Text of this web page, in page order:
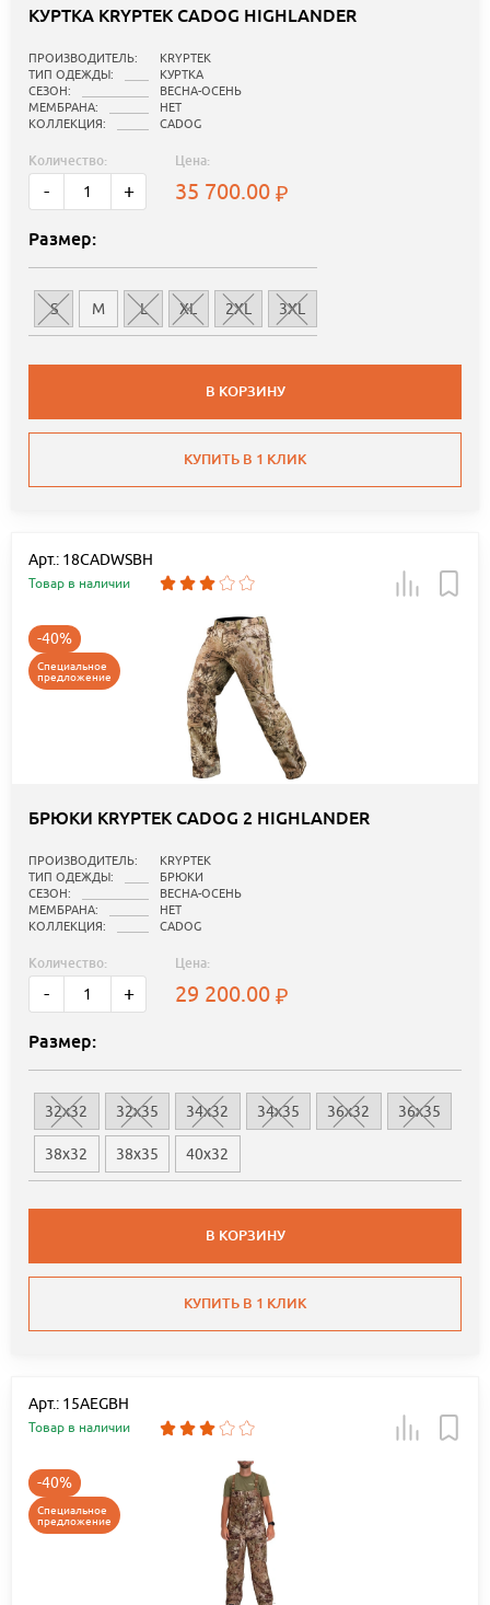
КУРТКА KRYPTEK CADOG HIGHLANDER
ПРОИЗВОДИТЕЛЬ:
KRYPTEK
ТИП ОДЕЖДЫ:
КУРТКА
СЕЗОН:
ВЕСНА-ОСЕНЬ
МЕМБРАНА:
НЕТ
КОЛЛЕКЦИЯ:
CADOG
Количество:
- +
Цена:
35 700.00
Размер:
S M L XL 2XL 3XL
В КОРЗИНУ
КУПИТЬ В 1 КЛИК
Арт.: 18CADWSBH
Товар в наличии
-40%
Специальное
предложение
БРЮКИ KRYPTEK CADOG 2 HIGHLANDER
ПРОИЗВОДИТЕЛЬ:
KRYPTEK
ТИП ОДЕЖДЫ:
БРЮКИ
СЕЗОН:
ВЕСНА-ОСЕНЬ
МЕМБРАНА:
НЕТ
КОЛЛЕКЦИЯ:
CADOG
Количество:
- +
Цена:
29 200.00
Размер:
32x32 32x35 34x32 34x35 36x32 36x35
38x32 38x35 40x32
В КОРЗИНУ
КУПИТЬ В 1 КЛИК
Арт.: 15AEGBH
Товар в наличии
-40%
Специальное
предложение